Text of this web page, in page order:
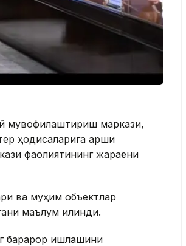
мувофиқлаштириш маркази,
ҳодисаларига қарши
фаолиятининг жараёни
ва муҳим объектлар
маълум қилинди.
барқарор ишлашини